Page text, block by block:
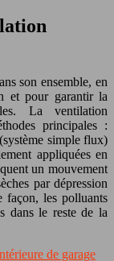
son ensemble, en
et pour garantir la
La ventilation
principales :
simple flux)
appliquées en
un mouvement
par dépression
façon, les polluants
dans le reste de la
de garage